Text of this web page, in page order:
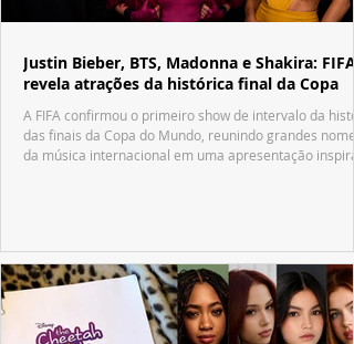
Justin Bieber, BTS, Madonna e Shakira: FIFA
revela atrações da histórica final da Copa
A FIFA confirmou o primeiro show de intervalo da
das finais da Copa do Mundo, reunindo grandes nomes
da música internacional em uma apresentação